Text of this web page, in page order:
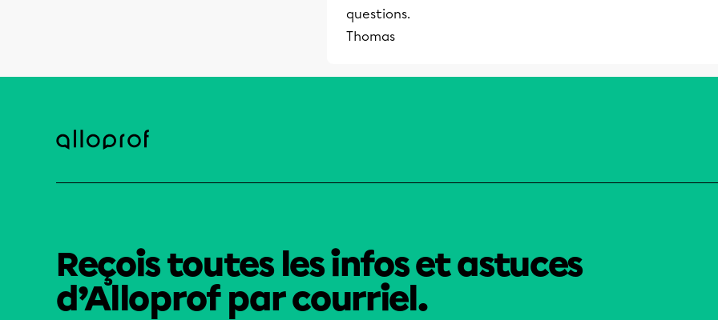
questions.
Thomas
Reçois toutes les infos et astuces
d’Alloprof par courriel.